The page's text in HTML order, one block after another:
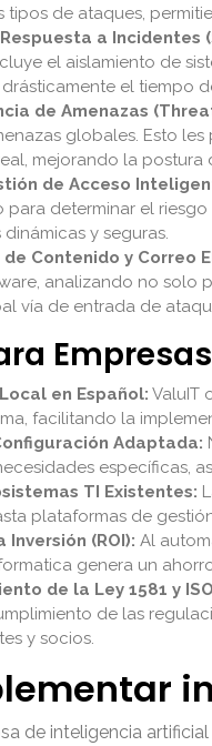
tipos de ataques,
a Incidentes
el aislamiento de
el tiempo
de Amenazas
globales. Esto
mejorando la postura
de Acceso
para determinar el
y seguras.
Contenido y Correo
analizando no solo
vía de entrada de
en Español: ValuIT
facilitando la
Adaptada:
específicas,
TI Existentes:
plataformas de
(ROI): Al
genera un
de la Ley 1581 y
de las
y socios.
de inteligencia